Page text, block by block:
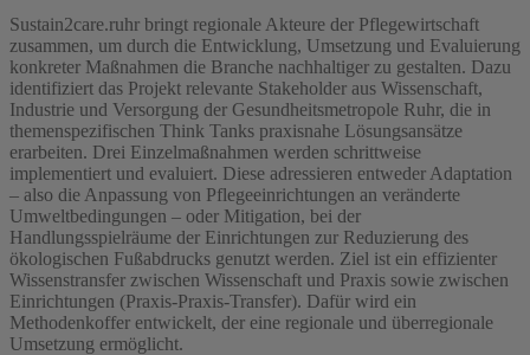
Sustain2care.ruhr bringt regionale Akteure der Pflegewirtschaft
zusammen, um durch die Entwicklung, Umsetzung und Evaluierung
konkreter Maßnahmen die Branche nachhaltiger zu gestalten. Dazu
identifiziert das Projekt relevante Stakeholder aus Wissenschaft,
Industrie und Versorgung der Gesundheitsmetropole Ruhr, die in
themenspezifischen Think Tanks praxisnahe Lösungsansätze
erarbeiten. Drei Einzelmaßnahmen werden schrittweise
implementiert und evaluiert. Diese adressieren entweder Adaptation
– also die Anpassung von Pflegeeinrichtungen an veränderte
Umweltbedingungen – oder Mitigation, bei der
Handlungsspielräume der Einrichtungen zur Reduzierung des
ökologischen Fußabdrucks genutzt werden. Ziel ist ein effizienter
Wissenstransfer zwischen Wissenschaft und Praxis sowie zwischen
Einrichtungen (Praxis-Praxis-Transfer). Dafür wird ein
Methodenkoffer entwickelt, der eine regionale und überregionale
Umsetzung ermöglicht.